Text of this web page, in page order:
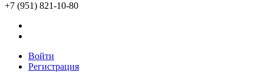
+7 (951) 821-10-80
Войти
Регистрация